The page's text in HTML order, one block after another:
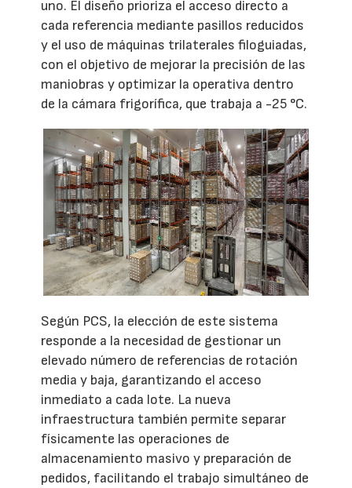
uno. El diseño prioriza el acceso directo a
cada referencia mediante pasillos reducidos
y el uso de máquinas trilaterales filoguiadas,
con el objetivo de mejorar la precisión de las
maniobras y optimizar la operativa dentro
de la cámara frigorífica, que trabaja a -25 °C.
Según PCS, la elección de este sistema
responde a la necesidad de gestionar un
elevado número de referencias de rotación
media y baja, garantizando el acceso
inmediato a cada lote. La nueva
infraestructura también permite separar
físicamente las operaciones de
almacenamiento masivo y preparación de
pedidos, facilitando el trabajo simultáneo de